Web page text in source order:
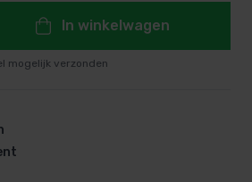
In winkelwagen
mogelijk verzonden